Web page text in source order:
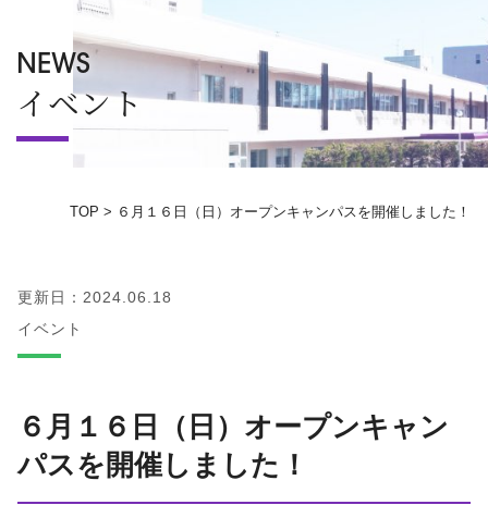
オープンキャンパス
地域の方へ
証明書発行手続き
同窓会
NEWS
イベント
TOP > ６月１６日（日）オープンキャンパスを開催しました！
更新日：2024.06.18
イベント
６月１６日（日）オープンキャン
パスを開催しました！